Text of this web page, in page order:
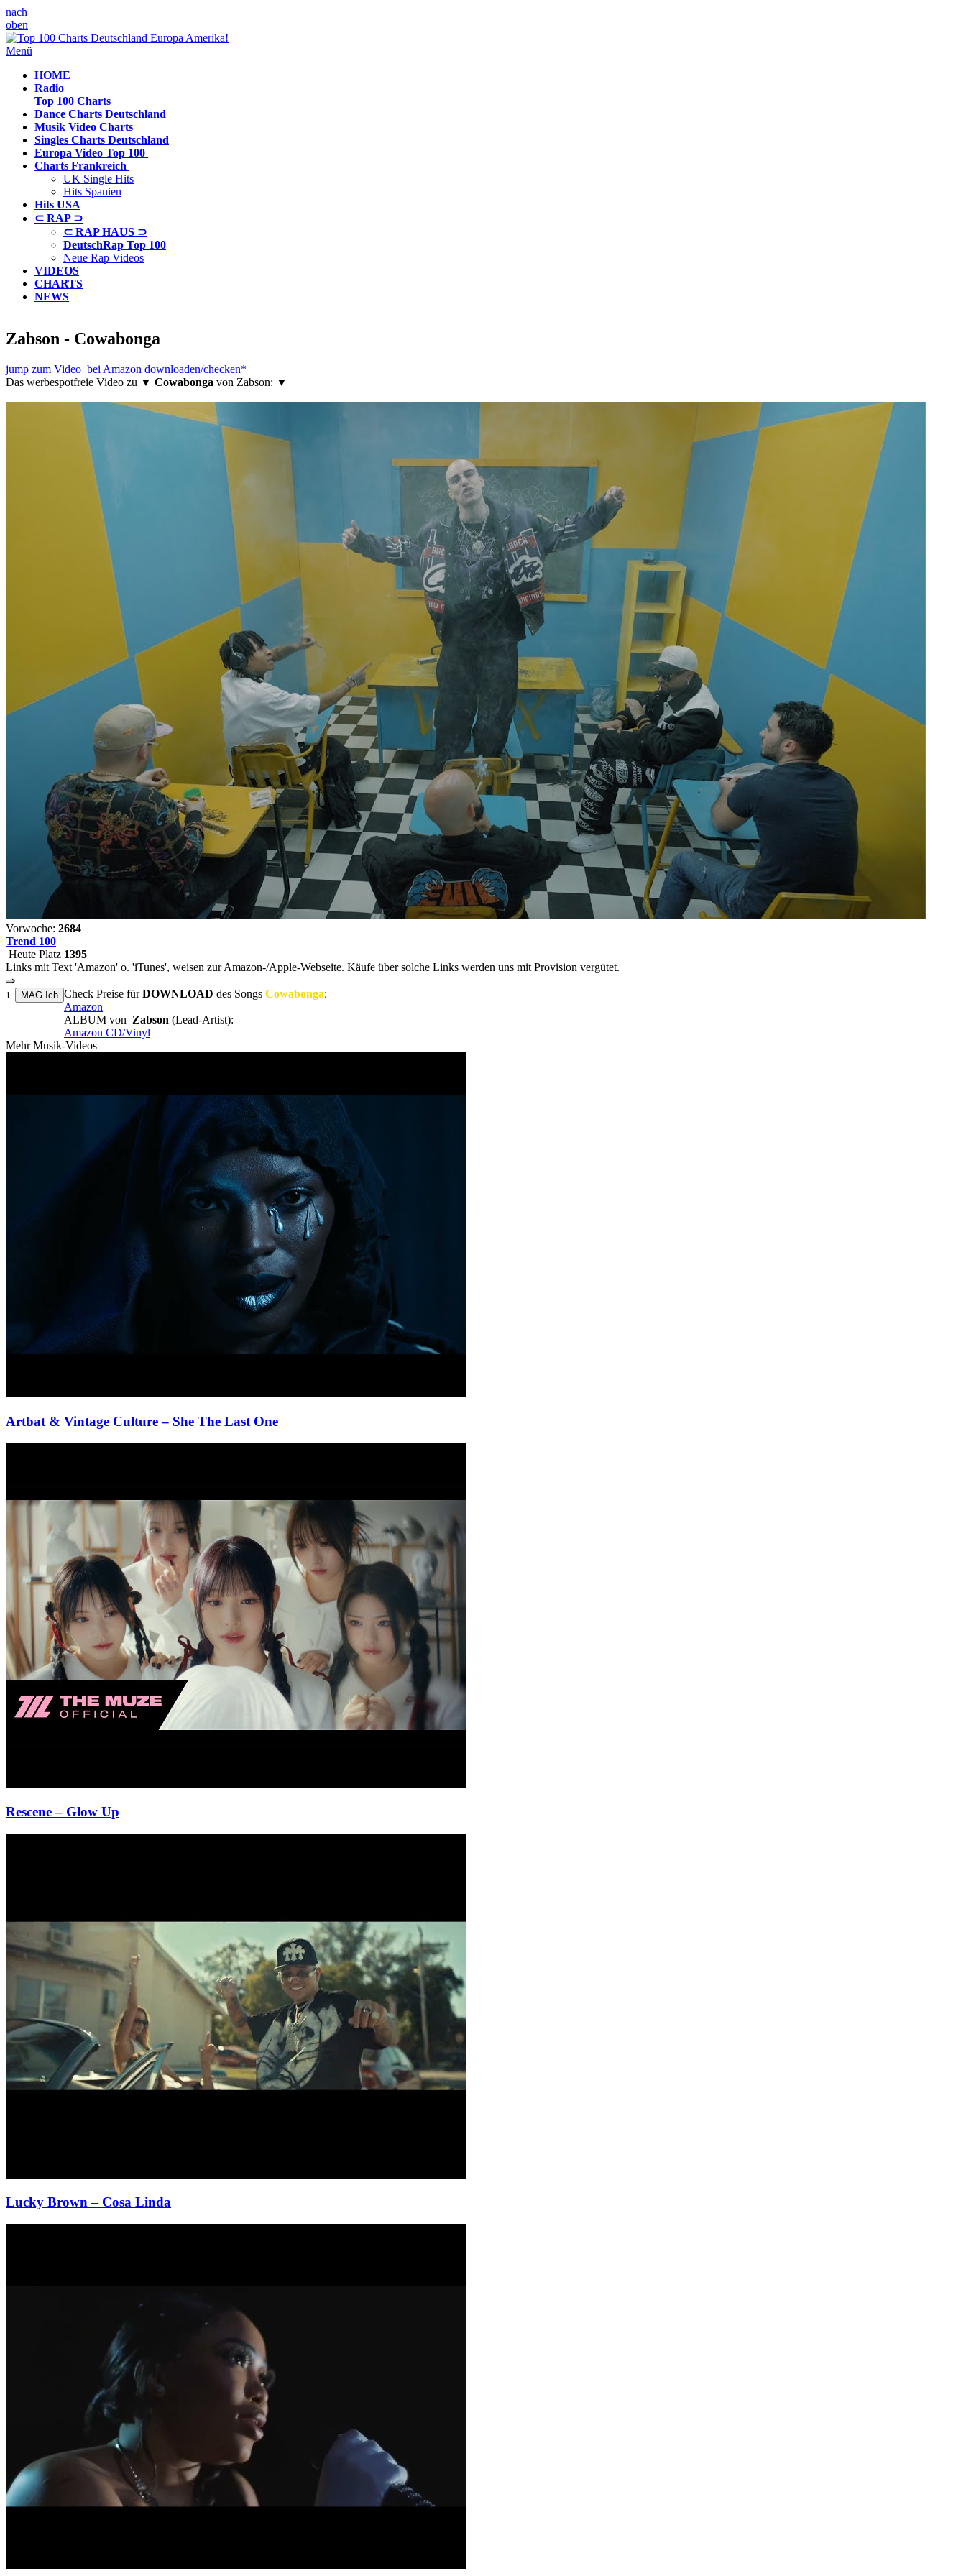
nach
oben
Menü
HOME
Radio
Top 100 Charts
Dance Charts Deutschland
Musik Video Charts
Singles Charts Deutschland
Europa Video Top 100
Charts Frankreich
UK Single Hits
Hits Spanien
Hits USA
⊂ RAP ⊃
⊂ RAP HAUS ⊃
DeutschRap Top 100
Neue Rap Videos
VIDEOS
CHARTS
NEWS
Zabson - Cowabonga
jump zum Video bei Amazon downloaden/checken*
Das werbespotfreie Video zu ▼ Cowabonga von Zabson: ▼
Vorwoche: 2684
Trend 100
Heute Platz 1395
Links mit Text 'Amazon' o. 'iTunes', weisen zur Amazon-/Apple-Webseite. Käufe über solche Links werden uns mit Provision vergütet.
⇒
1 Check Preise fürDOWNLOAD des Songs Cowabonga:
Amazon
ALBUM von Zabson (Lead-Artist):
Amazon CD/Vinyl
Mehr Musik-Videos
Artbat & Vintage Culture– She The Last One
Rescene– Glow Up
Lucky Brown– Cosa Linda